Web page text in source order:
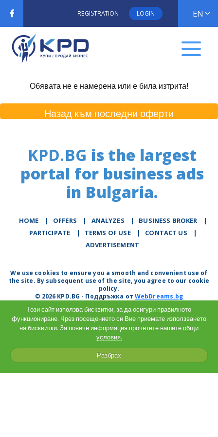
REGISTRATION LOGIN EN
Обявата не е намерена или е била изтрита!
Назад към последни оферти
KPD.BG is the largest
portal for business ads
in Bulgaria.
HOME | OFFERS | АNALYZES | BUSINESS BROKER
|
PARTICIPATE
| TERMS OF USE | CONTACT US
|
ADVERTISEMENT
We use cookies to ensure you a smooth and convenient use of
the site. By subsequent use of the site, you agree to our cookie
policy.
© 2026 KPD.BG - Поддръжка отWebDreams.bg
Този сайт използва бисквитки, за да осигури правилното
функциониране. Чрез посещението си Вие приемате използването
на бисквитки. За повече информация прочетете нашитеобщи
условия.
Разбрах